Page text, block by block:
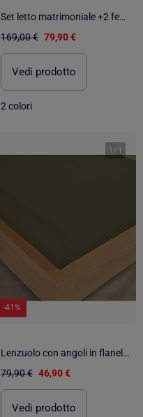
Set letto matrimoniale +2 federe 65x65 cm flanella di cotone
169,00 € 79,90 €
Vedi prodotto
2 colori
1 / 1
-41%
Lenzuolo con angoli in flanella di cotone
79,90 € 46,90 €
Vedi prodotto